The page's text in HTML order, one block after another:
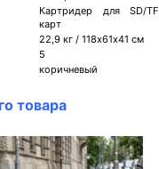
Картридер для SD/TF
карт
22,9 кг / 118х61х41 см
5
коричневый
товара